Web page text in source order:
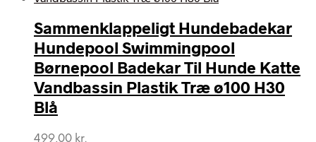
Sammenklappeligt Hundebadekar
Hundepool Swimmingpool
Børnepool Badekar Til Hunde Katte
Vandbassin Plastik Træ ø100 H30
Blå
499,00 kr.